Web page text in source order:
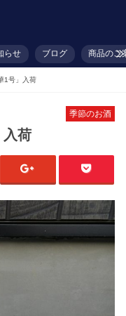
らせ ブログ 商品のご
1号」入荷
季節のお酒
入荷